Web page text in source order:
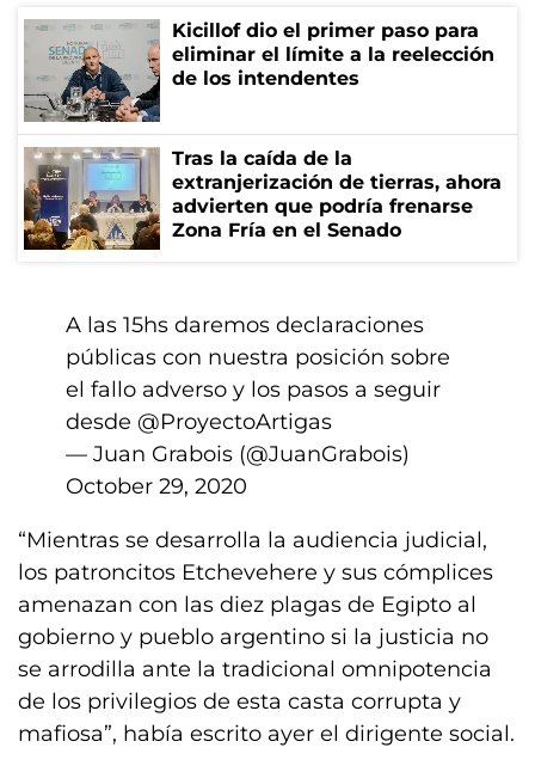
Kicillof dio el primer paso para
eliminar el límite a la reelección
de los intendentes
Tras la caída de la
extranjerización de tierras, ahora
advierten que podría frenarse
Zona Fría en el Senado
A las 15hs daremos declaraciones
públicas con nuestra posición sobre
el fallo adverso y los pasos a seguir
desde @ProyectoArtigas
— Juan Grabois (@JuanGrabois)
October 29, 2020
“Mientras se desarrolla la audiencia judicial,
los patroncitos Etchevehere y sus cómplices
amenazan con las diez plagas de Egipto al
gobierno y pueblo argentino si la justicia no
se arrodilla ante la tradicional omnipotencia
de los privilegios de esta casta corrupta y
mafiosa”, había escrito ayer el dirigente social.